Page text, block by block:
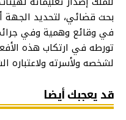
بحث قضائي، لتحديد
في وقائع وهمية وفي
تورطه في ارتكاب هذه
لشخصه ولأسرته ولاعتباره
قد يعجبك أيضا